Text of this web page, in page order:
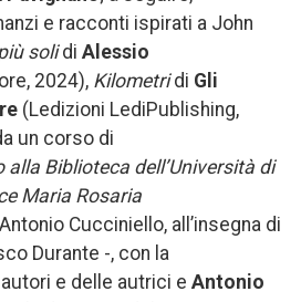
e racconti ispirati a John
solidi Alessio
2024), Kilometridi Gli
(Ledizioni LediPublishing,
un corso di
Biblioteca dell’Università di
Maria Rosaria
Cucciniello, all’insegna di
Durante -, con la
e delle autrici e Antonio